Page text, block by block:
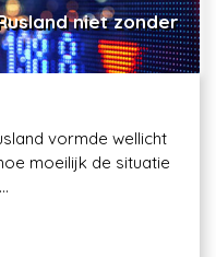
niet zonder
vormde wellicht
moeilijk de situatie